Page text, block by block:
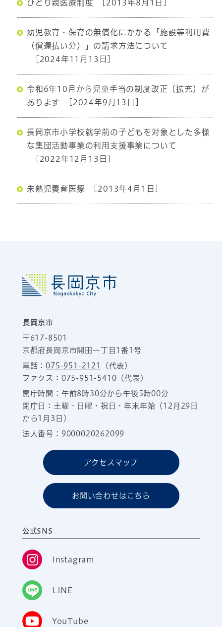
ひとり親医療制度 [2013年8月1日]
幼児教育・保育の無償化にかかる「施設等利用費
（償還払い分）」の請求方法について
[2024年11月13日]
令和6年10月から児童手当の制度改正（拡充）が
あります
[2024年9月13日]
長岡京市小学校就学前の子どもを対象とした多様
な集団活動事業の利用支援事業について
[2022年12月13日]
未熟児養育医療 [2013年4月1日]
長岡京市
〒617-8501
京都府長岡京市開田一丁目1番1号
電話：075-951-2121
（代表）
ファクス：075-951-5410（代表）
開庁時間：午前8時30分から午後5時00分
閉庁日：土曜・日曜・祝日・年末年始（12月29日
から1月3日）
法人番号：9000020262099
アクセスマップ
お問い合わせはこちら
公式SNS
Instagram
LINE
YouTube